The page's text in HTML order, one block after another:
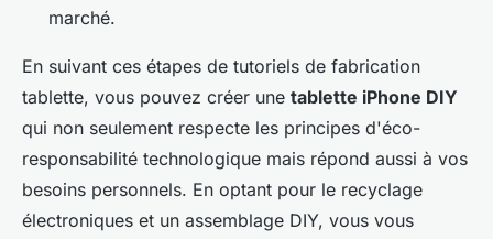
marché.
En suivant ces étapes de tutoriels de fabrication
tablette, vous pouvez créer une tablette iPhone DIY
qui non seulement respecte les principes d'éco-
responsabilité technologique mais répond aussi à vos
besoins personnels. En optant pour le recyclage
électroniques et un assemblage DIY, vous vous